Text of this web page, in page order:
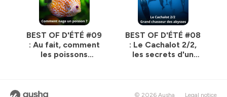
Hébergé par Ausha. Visitez
ausha.co/politique-de-
confidentialitepour plus d'informations.
BEST OF D'ÉTÉ #09
: Au fait, comment
les poissons
BEST OF D'ÉTÉ #08
: Le Cachalot 2/2,
les secrets d'un
© 2026 Ausha Legal notice